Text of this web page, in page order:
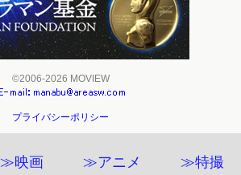
©2006-2026 MOVIEW
プライバシーポリシー
≫映画 ≫アニメ ≫特撮